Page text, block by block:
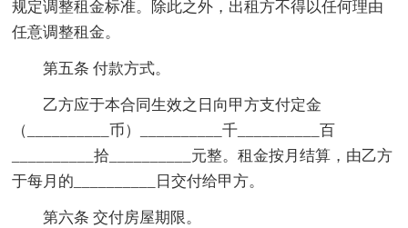
规定调整租金标准。除此之外，出租方不得以任何理由
任意调整租金。
第五条 付款方式。
乙方应于本合同生效之日向甲方支付定金
（__________币）__________千__________百
__________拾__________元整。租金按月结算，由乙方
于每月的__________日交付给甲方。
第六条 交付房屋期限。